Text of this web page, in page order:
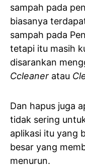
sampah pada
biasanya
sampah pada
tetapi itu masih
disarankan
Ccleaner atau
Dan hapus juga
tidak sering
aplikasi itu yang
besar yang
menurun.